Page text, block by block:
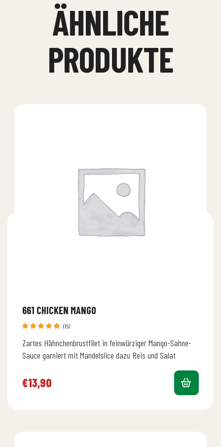
ÄHNLICHE
PRODUKTE
661 CHICKEN MANGO
mit4.87
(15)
Zartes Hähnchenbrustfilet in feinwürziger Mango-Sahne-
Sauce garniert mit Mandelslice dazu Reis und Salat
€13,90